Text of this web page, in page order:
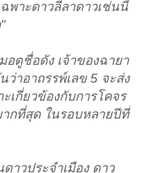
พาะดาวลีลาดาวเช่นนี้
ดูชื่อดัง เจ้าของฉายา
ว่าอาถรรพ์เลข 5 จะส่ง
เกี่ยวข้องกับการโคจร
กที่สุด ในรอบหลายปีที่
าวประจำเมือง ดาว